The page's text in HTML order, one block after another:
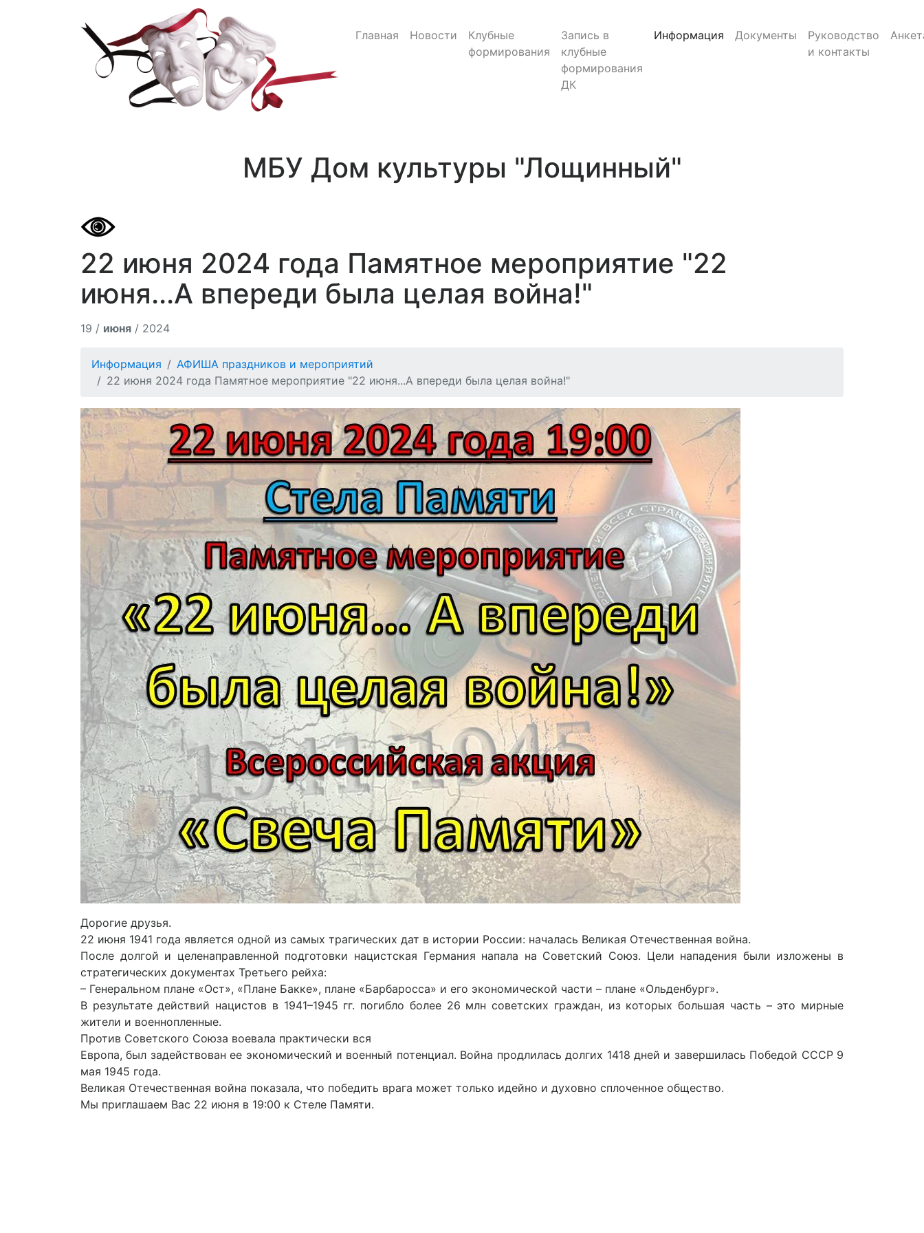
Главная Новости
Клубные
формирования
Запись в
клубные
формирования
ДК
Информация Документы
Руководство
и контакты
МБУ Дом культуры "Лощинный"
22 июня 2024 года Памятное мероприятие "22
июня...А впереди была целая война!"
19 / июня / 2024
Информация
АФИША праздников и мероприятий
22 июня 2024 года Памятное мероприятие "22 июня...А впереди была целая война!"
Дорогие друзья.
22 июня 1941 года является одной из самых трагических дат в истории России: началась Великая Отечественная война.
После долгой и целенаправленной подготовки нацистская Германия напала на Советский Союз. Цели нападения были изложены в
стратегических документах Третьего рейха:
– Генеральном плане «Ост», «Плане Бакке», плане «Барбаросса» и его экономической части – плане «Ольденбург».
В результате действий нацистов в 1941–1945 гг. погибло более 26 млн советских граждан, из которых большая часть – это мирные
жители и военнопленные.
Против Советского Союза воевала практически вся
Европа, был задействован ее экономический и военный потенциал. Война продлилась долгих 1418 дней и завершилась Победой СССР 9
мая 1945 года.
Великая Отечественная война показала, что победить врага может только идейно и духовно сплоченное общество.
Мы приглашаем Вас 22 июня в 19:00 к Стеле Памяти.